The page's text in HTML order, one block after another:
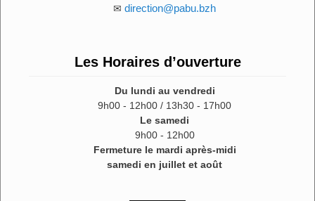
✉ direction@pabu.bzh
Les Horaires d’ouverture
Du lundi au vendredi
9h00 - 12h00 / 13h30 - 17h00
Le samedi
9h00 - 12h00
Fermeture le mardi après-midi
samedi en juillet et août